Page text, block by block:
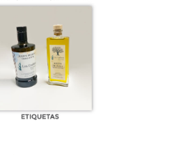
Andalucista de
«gasolinera de El